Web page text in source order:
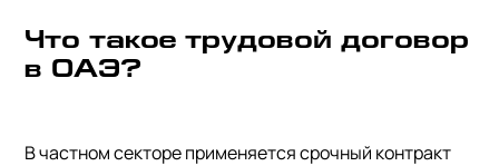
Что такое трудовой договор
в ОАЭ?
В частном секторе применяется срочный контракт